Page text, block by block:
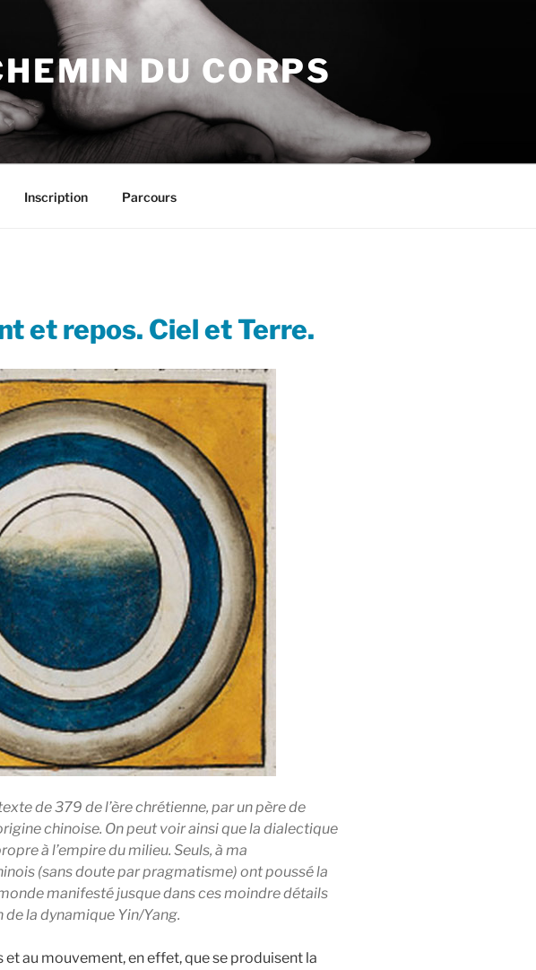
DU CORPS
Inscription Parcours
et repos. Ciel et Terre.
de 379 de l’ère chrétienne, par un père de
chinoise. On peut voir ainsi que la dialectique
à l’empire du milieu. Seuls, à ma
(sans doute par pragmatisme) ont poussé la
manifesté jusque dans ces moindre détails
de la dynamique Yin/Yang.
et au mouvement, en effet, que se produisent la